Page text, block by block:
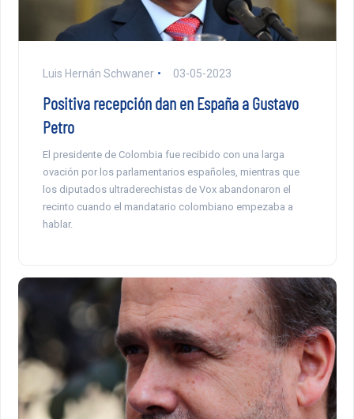
Luis Hernán Schwaner 03-05-2023
Positiva recepción dan en España a Gustavo
Petro
El presidente de Colombia fue recibido con una larga
ovación por los parlamentarios españoles, mientras que
los diputados ultraderechistas de Vox abandonaron el
recinto cuando el mandatario colombiano empezaba a
hablar.